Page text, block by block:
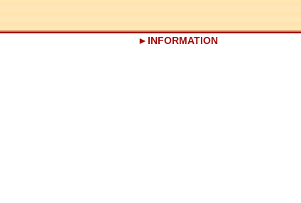
INFORMATION